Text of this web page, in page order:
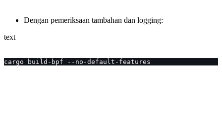
Dengan pemeriksaan tambahan dan logging:
text
cargo build-bpf --no-default-features